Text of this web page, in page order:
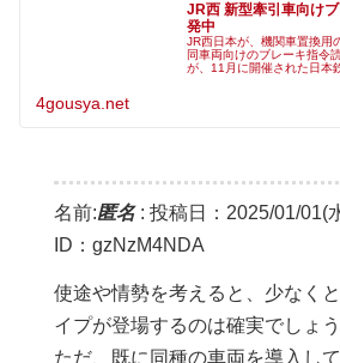
JR西 新型牽引車向け
発中
JR西日本が、機関車置換用
同車両向けのブレーキ指令
が、11月に開催された日本
4gousya.net
名前:匿名: 投稿日：2025/01/01(
ID：gzNzM4NDA
使途や情勢を考えると、少なく
イプが登場するのは確実でしょう
ただ、既に同種の車両を導入し